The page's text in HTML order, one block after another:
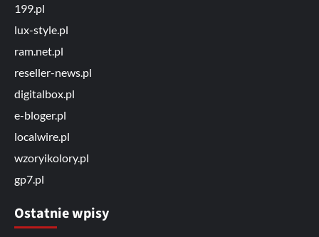
199.pl
lux-style.pl
ram.net.pl
reseller-news.pl
digitalbox.pl
e-bloger.pl
localwire.pl
wzoryikolory.pl
gp7.pl
Ostatnie wpisy